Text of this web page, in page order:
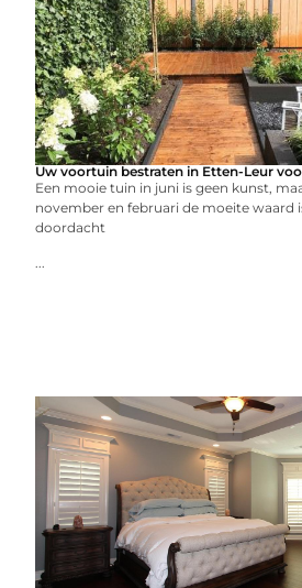
Uw voortuin bestraten in Etten-Leur
Een mooie tuin in juni is geen kunst,
november en februari de moeite waard
doordacht
...